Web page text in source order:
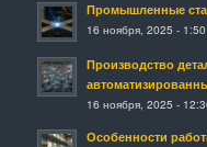
Промышленные
16 ноября, 2025 - 1:50
Производство
16 ноября, 2025 -
Особенности